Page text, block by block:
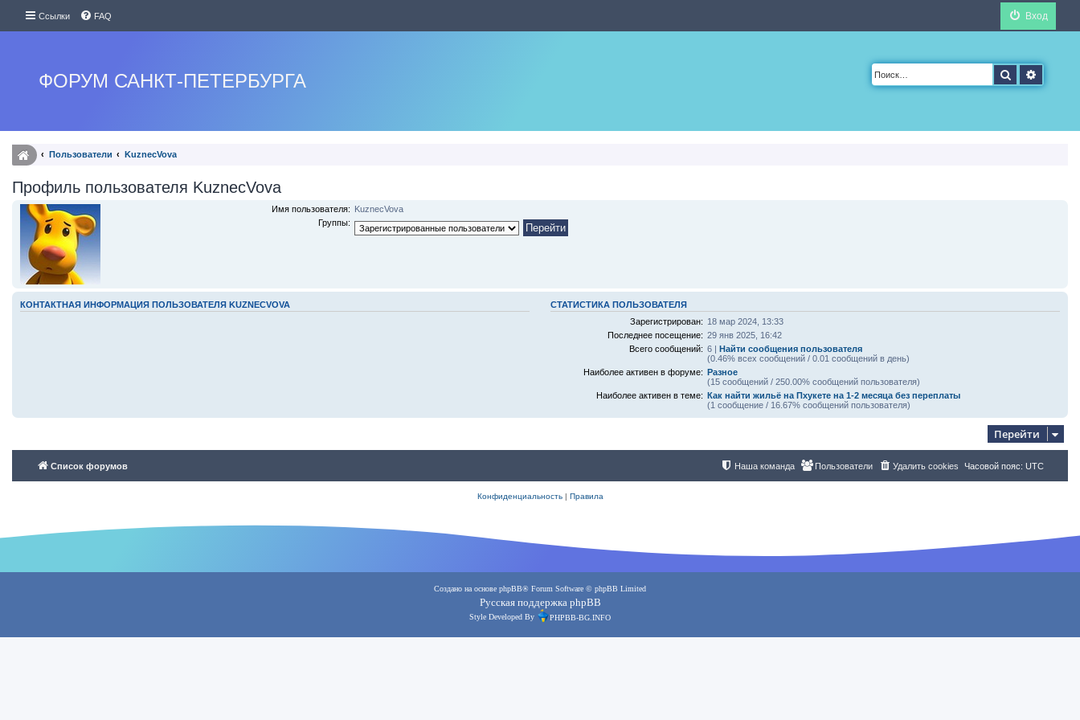
Ссылки FAQ Вход
ФОРУМ САНКТ-ПЕТЕРБУРГА Поиск
Пользователи KuznecVova
Профиль пользователя KuznecVova
Имя пользователя: KuznecVova
Группы:
КОНТАКТНАЯ ИНФОРМАЦИЯ ПОЛЬЗОВАТЕЛЯ KUZNECVOVA
СТАТИСТИКА ПОЛЬЗОВАТЕЛЯ
Зарегистрирован: 18 мар 2024, 13:33
Последнее посещение: 29 янв 2025, 16:42
Всего сообщений: 6 |Найти сообщения пользователя
(0.46% всех сообщений / 0.01 сообщений в день)
Наиболее активен в форуме: Разное
(15 сообщений / 250.00% сообщений пользователя)
Наиболее активен в теме: Как найти жильё на Пхукете на 1-2 месяца без переплаты
(1 сообщение / 16.67% сообщений пользователя)
Перейти
Список форумов Часовой пояс: UTC
Удалить cookies
Пользователи
Наша команда
Конфиденциальность| Правила
Создано на основе phpBB® Forum Software © phpBB Limited
Русская поддержка phpBB
Style Developed By PHPBB-BG.INFO